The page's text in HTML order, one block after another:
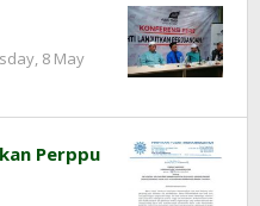
8 May
Perppu